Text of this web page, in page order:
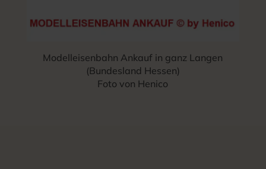
Modelleisenbahn Ankauf in ganz Langen
(Bundesland Hessen)
Foto von Henico